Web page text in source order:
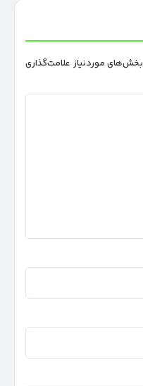
بخش‌های موردنیاز علامت‌گذاری